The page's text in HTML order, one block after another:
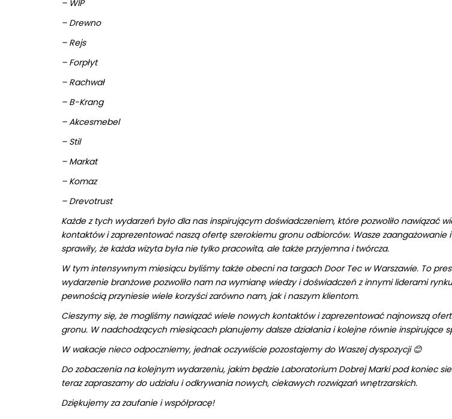
– WIP
– Drewno
– Rejs
– Forpłyt
– Rachwał
– B-Krang
– Akcesmebel
– Stil
– Markat
– Komaz
– Drevotrust
Każde z tych wydarzeń było dla nas inspirującym doświadczeniem, które pozwoliło nawiązać
kontaktów i zaprezentować naszą ofertę szerokiemu gronu odbiorców. Wasze zaangażowanie
sprawiły, że każda wizyta była nie tylko pracowita, ale także przyjemna i twórcza.
W tym intensywnym miesiącu byliśmy także obecni na targach Door Tec w Warszawie. To
wydarzenie branżowe pozwoliło nam na wymianę wiedzy i doświadczeń z innymi liderami
pewnością przyniesie wiele korzyści zarówno nam, jak i naszym klientom.
Cieszymy się, że mogliśmy nawiązać wiele nowych kontaktów i zaprezentować najnowszą
gronu. W nadchodzących miesiącach planujemy dalsze działania i kolejne równie inspirujące
W wakacje nieco odpoczniemy, jednak oczywiście pozostajemy do Waszej dyspozycji 😊
Do zobaczenia na kolejnym wydarzeniu, jakim będzie Laboratorium Dobrej Marki pod koniec
teraz zapraszamy do udziału i odkrywania nowych, ciekawych rozwiązań wnętrzarskich.
Dziękujemy za zaufanie i współpracę!